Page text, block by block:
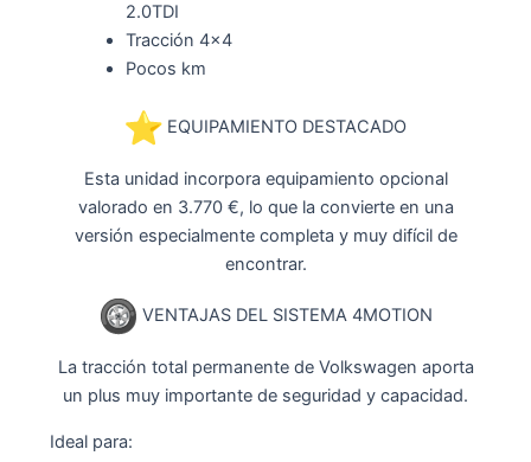
2.0TDI
Tracción 4×4
Pocos km
EQUIPAMIENTO DESTACADO
Esta unidad incorpora equipamiento opcional
valorado en 3.770 €, lo que la convierte en una
versión especialmente completa y muy difícil de
encontrar.
VENTAJAS DEL SISTEMA 4MOTION
La tracción total permanente de Volkswagen aporta
un plus muy importante de seguridad y capacidad.
Ideal para: